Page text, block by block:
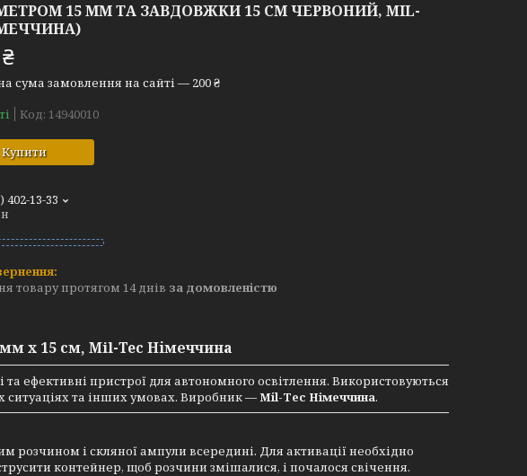
15 ММ ТА ЗАВДОВЖКИ 15 СМ ЧЕРВОНИЙ, MIL-
сума замовлення на сайті — 200 ₴
Код: 14940010
Купити
402-13-33
товару протягом 14 днів за домовленістю
x 15 см, Mil-Tec Німеччина
та ефективні пристрої для автономного освітлення. Використовуються
ситуаціях та інших умовах. Виробник —Mil-Tec Німеччина.
розчином і скляної ампули всередині. Для активації необхідно
контейнер, щоб розчини змішалися, і почалося свічення.